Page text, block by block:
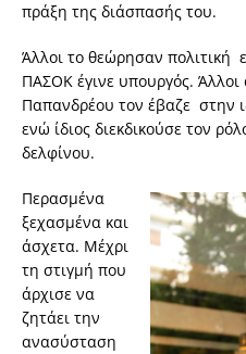
πράξη της διάσπασής του.
Άλλοι το θεώρησαν πολιτική
ΠΑΣΟΚ έγινε υπουργός.
Παπανδρέου τον έβαζε στην
ενώ ίδιος διεκδικούσε τον
δελφίνου.
Περασμένα
ξεχασμένα και
άσχετα. Μέχρι
τη στιγμή που
άρχισε να
ζητάει την
ανασύσταση